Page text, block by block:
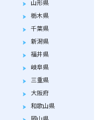
山形県
栃木県
千葉県
新潟県
福井県
岐阜県
三重県
大阪府
和歌山県